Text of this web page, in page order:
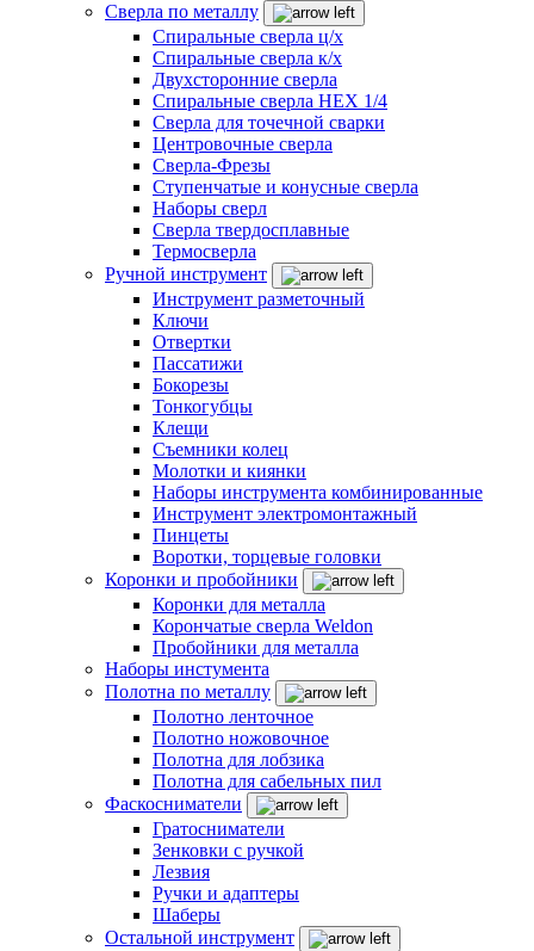
Сверла по металлу
Спиральные сверла ц/х
Спиральные сверла к/х
Двухсторонние сверла
Спиральные сверла HEX 1/4
Сверла для точечной сварки
Центровочные сверла
Сверла-Фрезы
Ступенчатые и конусные сверла
Наборы сверл
Сверла твердосплавные
Термосверла
Ручной инструмент
Инструмент разметочный
Ключи
Отвертки
Пассатижи
Бокорезы
Тонкогубцы
Клещи
Съемники колец
Молотки и киянки
Наборы инструмента комбинированные
Инструмент электромонтажный
Пинцеты
Воротки, торцевые головки
Коронки и пробойники
Коронки для металла
Корончатые сверла Weldon
Пробойники для металла
Наборы инстумента
Полотна по металлу
Полотно ленточное
Полотно ножовочное
Полотна для лобзика
Полотна для сабельных пил
Фаскосниматели
Гратосниматели
Зенковки с ручкой
Лезвия
Ручки и адаптеры
Шаберы
Остальной инструмент